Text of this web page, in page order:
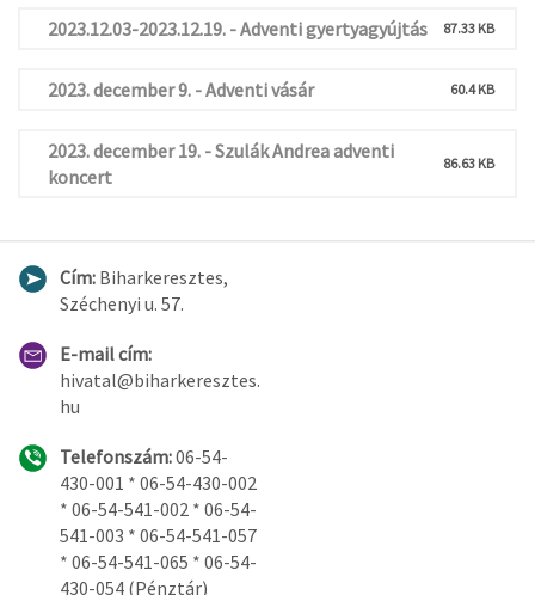
2023.12.03-2023.12.19. - Adventi gyertyagyújtás 87.33 KB
2023. december 9. - Adventi vásár 60.4 KB
2023. december 19. - Szulák Andrea adventi
koncert
86.63 KB
Cím: Biharkeresztes,
Széchenyi u. 57.
E-mail cím:
hivatal@biharkeresztes.
hu
Telefonszám:06-54-
430-001 * 06-54-430-002
* 06-54-541-002 * 06-54-
541-003 * 06-54-541-057
* 06-54-541-065 * 06-54-
430-054 (Pénztár)